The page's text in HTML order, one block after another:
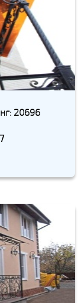
20696